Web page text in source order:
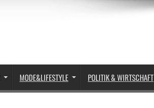
MODE&LIFESTYLE POLITIK & WIRTSCHAFT